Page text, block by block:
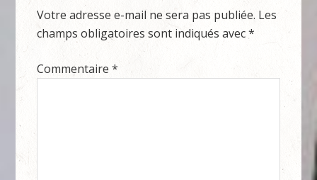
Votre adresse e-mail ne sera pas publiée. Les
champs obligatoires sont indiqués avec*
Commentaire*